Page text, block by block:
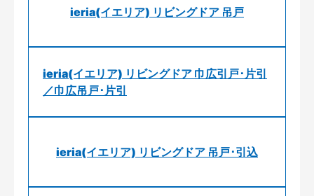
ieria(イエリア) リビングドア 吊戸
ieria(イエリア) リビングドア 巾広引戸･片引
／巾広吊戸･片引
ieria(イエリア) リビングドア 吊戸･引込